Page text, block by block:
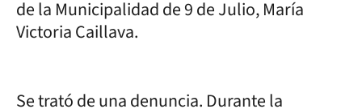
de la Municipalidad de 9 de Julio, María
Victoria Caillava.
Se trató de una denuncia. Durante la